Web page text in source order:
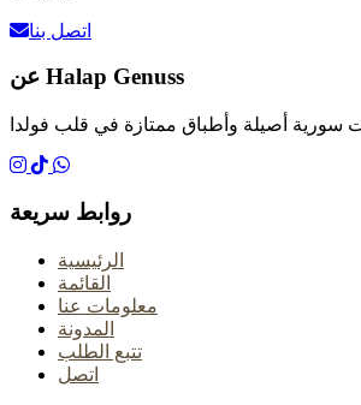
اتصل بنا
عن Halap Genuss
روابط سريعة
الرئيسية
القائمة
معلومات عنا
المدونة
تتبع الطلب
اتصل